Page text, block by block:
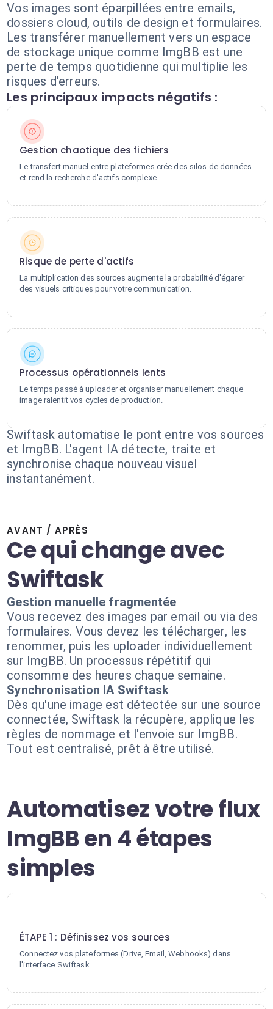
Vos images sont éparpillées entre emails,
dossiers cloud, outils de design et formulaires.
Les transférer manuellement vers un espace
de stockage unique comme ImgBB est une
perte de temps quotidienne qui multiplie les
risques d'erreurs.
Les principaux impacts négatifs :
Gestion chaotique des fichiers
Le transfert manuel entre plateformes crée des silos de données
et rend la recherche d'actifs complexe.
Risque de perte d'actifs
La multiplication des sources augmente la probabilité d'égarer
des visuels critiques pour votre communication.
Processus opérationnels lents
Le temps passé à uploader et organiser manuellement chaque
image ralentit vos cycles de production.
Swiftask automatise le pont entre vos sources
et ImgBB. L'agent IA détecte, traite et
synchronise chaque nouveau visuel
instantanément.
AVANT / APRÈS
Ce qui change avec
Swiftask
Gestion manuelle fragmentée
Vous recevez des images par email ou via des
formulaires. Vous devez les télécharger, les
renommer, puis les uploader individuellement
sur ImgBB. Un processus répétitif qui
consomme des heures chaque semaine.
Synchronisation IA Swiftask
Dès qu'une image est détectée sur une source
connectée, Swiftask la récupère, applique les
règles de nommage et l'envoie sur ImgBB.
Tout est centralisé, prêt à être utilisé.
Automatisez votre flux
ImgBB en 4 étapes
simples
ÉTAPE 1 : Définissez vos sources
Connectez vos plateformes (Drive, Email, Webhooks) dans
l'interface Swiftask.